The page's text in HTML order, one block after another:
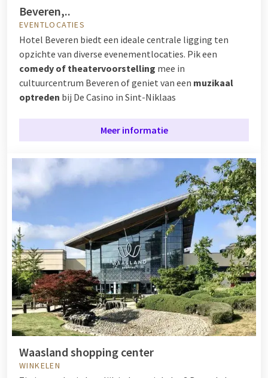
Beveren,..
EVENTLOCATIES
Hotel Beveren biedt een ideale centrale ligging ten
opzichte van diverse evenementlocaties. Pik een
comedy of theatervoorstelling mee in
cultuurcentrum Beveren of geniet van een muzikaal
optreden bij De Casino in Sint-Niklaas
Meer informatie
Waasland shopping center
WINKELEN